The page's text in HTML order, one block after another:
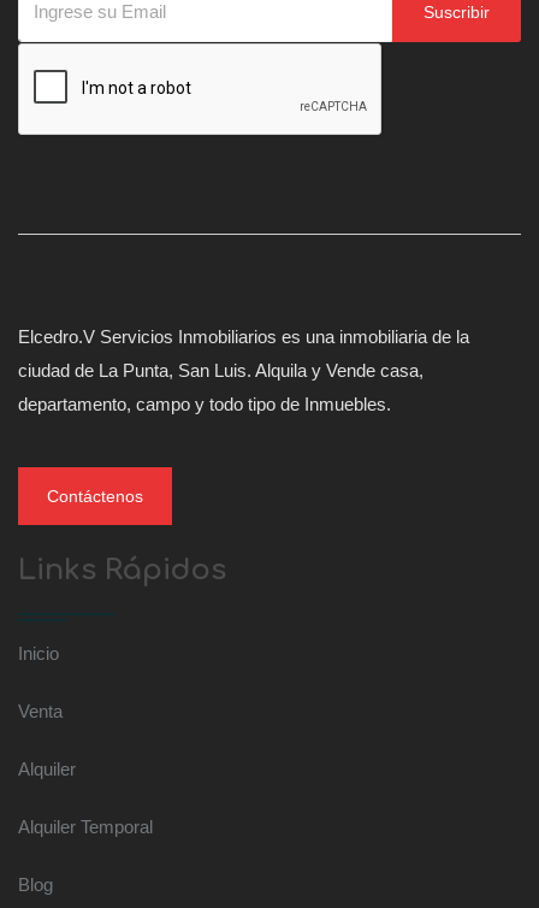
Suscribir
Elcedro.V Servicios Inmobiliarios es una inmobiliaria de la
ciudad de La Punta, San Luis. Alquila y Vende casa,
departamento, campo y todo tipo de Inmuebles.
Contáctenos
Links Rápidos
Inicio
Venta
Alquiler
Alquiler Temporal
Blog